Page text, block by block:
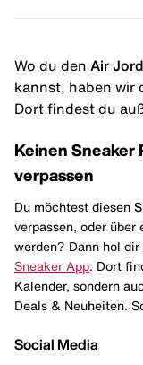
Wo du den Air
kannst, haben wir
Dort findest du
Keinen Sneaker
verpassen
Du möchtest diesen
verpassen, oder über
werden? Dann hol
Sneaker App . Dort
Kalender, sondern
Deals & Neuheiten.
Social Media